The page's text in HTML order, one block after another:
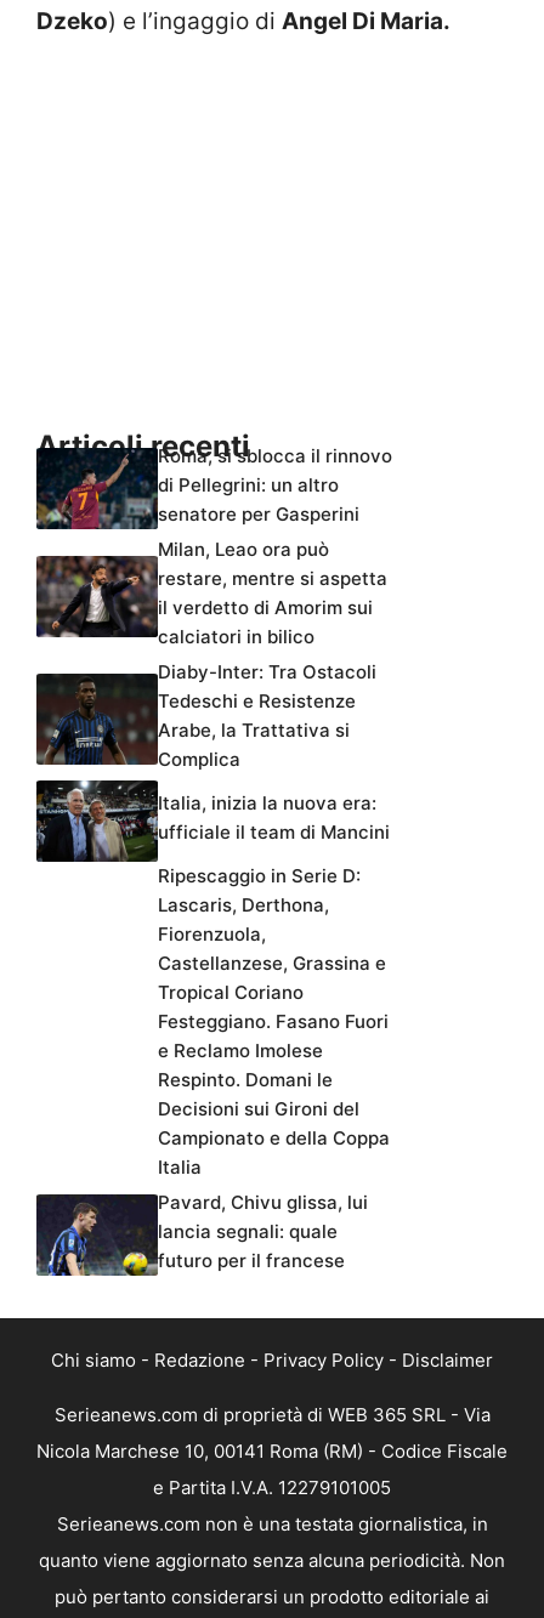
Dzeko) e l’ingaggio di Angel Di Maria.
Articoli recentiRoma, si sblocca il rinnovo
di Pellegrini: un altro
senatore per Gasperini
Milan, Leao ora può
restare, mentre si aspetta
il verdetto di Amorim sui
calciatori in bilico
Diaby-Inter: Tra Ostacoli
Tedeschi e Resistenze
Arabe, la Trattativa si
Complica
Italia, inizia la nuova era:
ufficiale il team di Mancini
Ripescaggio in Serie D:
Lascaris, Derthona,
Fiorenzuola,
Castellanzese, Grassina e
Tropical Coriano
Festeggiano. Fasano Fuori
e Reclamo Imolese
Respinto. Domani le
Decisioni sui Gironi del
Campionato e della Coppa
Italia
Pavard, Chivu glissa, lui
lancia segnali: quale
futuro per il francese
Chi siamo - Redazione - Privacy Policy - Disclaimer
Serieanews.com di proprietà di WEB 365 SRL - Via
Nicola Marchese 10, 00141 Roma (RM) - Codice Fiscale
e Partita I.V.A. 12279101005
Serieanews.com non è una testata giornalistica, in
quanto viene aggiornato senza alcuna periodicità. Non
può pertanto considerarsi un prodotto editoriale ai